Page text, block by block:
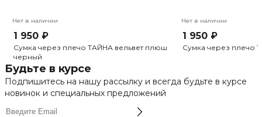
Нет в наличии
1 950 ₽
Сумка через плечо ТАЙНА вельвет плюш
черный
Нет в наличии
1 950 ₽
Сумка через плечо
Будьте в курсе
Подпишитесь на нашу рассылку и всегда будьте в курсе
новинок и специальных предложений